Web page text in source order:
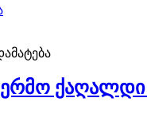
ქაღალდი